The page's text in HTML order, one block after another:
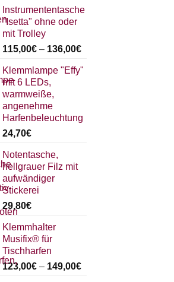
Instrumententasche
"Isetta" ohne oder
mit Trolley
115,00€– 136,00€
Klemmlampe "Effy"
mit 6 LEDs,
warmweiße,
angenehme
Harfenbeleuchtung
24,70€
Notentasche,
hellgrauer Filz mit
aufwändiger
Stickerei
29,80€
Klemmhalter
Musifix® für
Tischharfen
123,00€– 149,00€